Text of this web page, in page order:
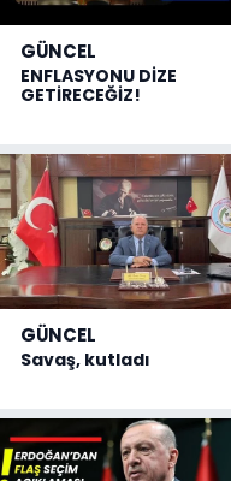
GÜNCEL
ENFLASYONU DİZE
GETİRECEĞİZ!
GÜNCEL
Savaş, kutladı